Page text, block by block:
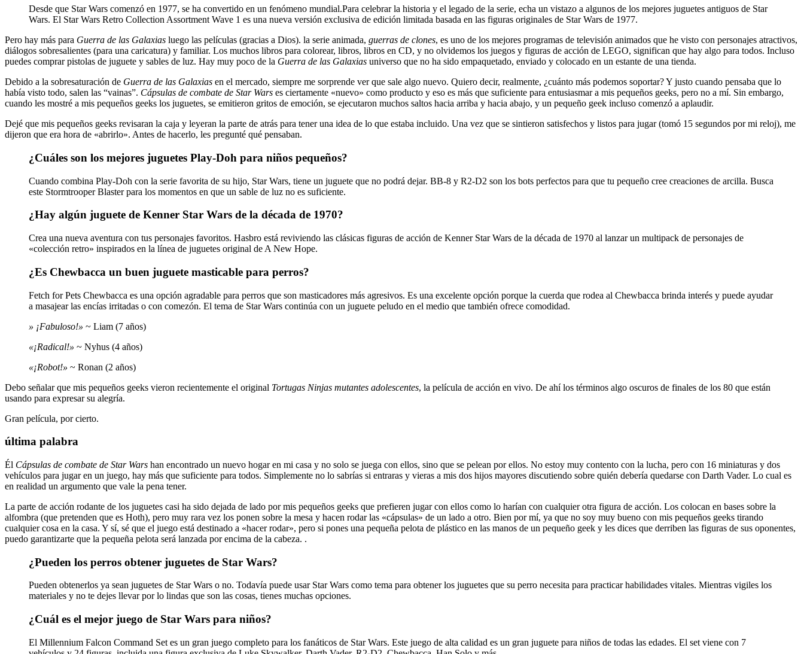
Desde que Star Wars comenzó en 1977, se ha convertido en un fenómeno mundial.Para celebrar la historia y el legado de la serie, echa un vistazo a algunos de los mejores juguetes antiguos de Star
Wars. El Star Wars Retro Collection Assortment Wave 1 es una nueva versión exclusiva de edición limitada basada en las figuras originales de Star Wars de 1977.
Pero hay más para Guerra de las Galaxias luego las películas (gracias a Dios). la serie animada, guerras de clones, es uno de los mejores programas de televisión animados que he visto con personajes atractivos,
diálogos sobresalientes (para una caricatura) y familiar. Los muchos libros para colorear, libros, libros en CD, y no olvidemos los juegos y figuras de acción de LEGO, significan que hay algo para todos. Incluso
puedes comprar pistolas de juguete y sables de luz. Hay muy poco de la Guerra de las Galaxias universo que no ha sido empaquetado, enviado y colocado en un estante de una tienda.
Debido a la sobresaturación de Guerra de las Galaxias en el mercado, siempre me sorprende ver que sale algo nuevo. Quiero decir, realmente, ¿cuánto más podemos soportar? Y justo cuando pensaba que lo
había visto todo, salen las “vainas”. Cápsulas de combate de Star Wars es ciertamente «nuevo» como producto y eso es más que suficiente para entusiasmar a mis pequeños geeks, pero no a mí. Sin embargo,
cuando les mostré a mis pequeños geeks los juguetes, se emitieron gritos de emoción, se ejecutaron muchos saltos hacia arriba y hacia abajo, y un pequeño geek incluso comenzó a aplaudir.
Dejé que mis pequeños geeks revisaran la caja y leyeran la parte de atrás para tener una idea de lo que estaba incluido. Una vez que se sintieron satisfechos y listos para jugar (tomó 15 segundos por mi reloj), me
dijeron que era hora de «abrirlo». Antes de hacerlo, les pregunté qué pensaban.
¿Cuáles son los mejores juguetes Play-Doh para niños pequeños?
Cuando combina Play-Doh con la serie favorita de su hijo, Star Wars, tiene un juguete que no podrá dejar. BB-8 y R2-D2 son los bots perfectos para que tu pequeño cree creaciones de arcilla. Busca
este Stormtrooper Blaster para los momentos en que un sable de luz no es suficiente.
¿Hay algún juguete de Kenner Star Wars de la década de 1970?
Crea una nueva aventura con tus personajes favoritos. Hasbro está reviviendo las clásicas figuras de acción de Kenner Star Wars de la década de 1970 al lanzar un multipack de personajes de
«colección retro» inspirados en la línea de juguetes original de A New Hope.
¿Es Chewbacca un buen juguete masticable para perros?
Fetch for Pets Chewbacca es una opción agradable para perros que son masticadores más agresivos. Es una excelente opción porque la cuerda que rodea al Chewbacca brinda interés y puede ayudar
a masajear las encías irritadas o con comezón. El tema de Star Wars continúa con un juguete peludo en el medio que también ofrece comodidad.
» ¡Fabuloso!» ~ Liam (7 años)
«¡Radical!» ~ Nyhus (4 años)
«¡Robot!» ~ Ronan (2 años)
Debo señalar que mis pequeños geeks vieron recientemente el original Tortugas Ninjas mutantes adolescentes, la película de acción en vivo. De ahí los términos algo oscuros de finales de los 80 que están
usando para expresar su alegría.
Gran película, por cierto.
última palabra
Él Cápsulas de combate de Star Wars han encontrado un nuevo hogar en mi casa y no solo se juega con ellos, sino que se pelean por ellos. No estoy muy contento con la lucha, pero con 16 miniaturas y dos
vehículos para jugar en un juego, hay más que suficiente para todos. Simplemente no lo sabrías si entraras y vieras a mis dos hijos mayores discutiendo sobre quién debería quedarse con Darth Vader. Lo cual es
en realidad un argumento que vale la pena tener.
La parte de acción rodante de los juguetes casi ha sido dejada de lado por mis pequeños geeks que prefieren jugar con ellos como lo harían con cualquier otra figura de acción. Los colocan en bases sobre la
alfombra (que pretenden que es Hoth), pero muy rara vez los ponen sobre la mesa y hacen rodar las «cápsulas» de un lado a otro. Bien por mí, ya que no soy muy bueno con mis pequeños geeks tirando
cualquier cosa en la casa. Y sí, sé que el juego está destinado a «hacer rodar», pero si pones una pequeña pelota de plástico en las manos de un pequeño geek y les dices que derriben las figuras de sus oponentes,
puedo garantizarte que la pequeña pelota será lanzada por encima de la cabeza. .
¿Pueden los perros obtener juguetes de Star Wars?
Pueden obtenerlos ya sean juguetes de Star Wars o no. Todavía puede usar Star Wars como tema para obtener los juguetes que su perro necesita para practicar habilidades vitales. Mientras vigiles los
materiales y no te dejes llevar por lo lindas que son las cosas, tienes muchas opciones.
¿Cuál es el mejor juego de Star Wars para niños?
El Millennium Falcon Command Set es un gran juego completo para los fanáticos de Star Wars. Este juego de alta calidad es un gran juguete para niños de todas las edades. El set viene con 7